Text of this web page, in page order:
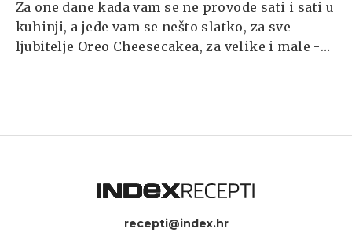
Za one dane kada vam se ne provode sati i sati u
kuhinji, a jede vam se nešto slatko, za sve
ljubitelje Oreo Cheesecakea, za velike i male -
recepti@index.hr